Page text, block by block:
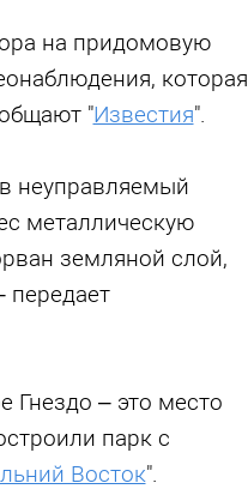
на придомовую
которая
"Известия".
неуправляемый
металлическую
земляной слой,
передает
Гнездо – это место
парк с
Восток".